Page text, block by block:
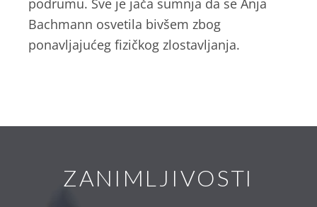
podrumu. Sve je jača sumnja da se Anja
Bachmann osvetila bivšem zbog
ponavljajućeg fizičkog zlostavljanja.
ZANIMLJIVOSTI